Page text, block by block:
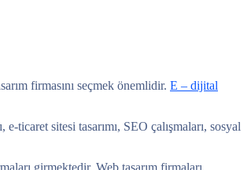
firmasını seçmek önemlidir. E – dijital
sitesi tasarımı, SEO çalışmaları, sosyal